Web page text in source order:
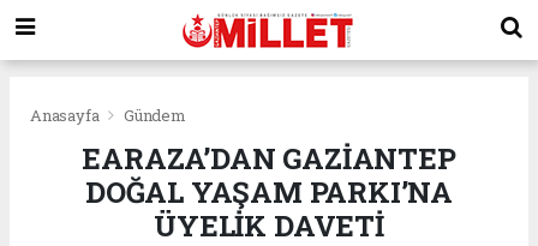
Anasayfa Gündem
EARAZA’DAN GAZİANTEP
DOĞAL YAŞAM PARKI’NA
ÜYELİK DAVETİ